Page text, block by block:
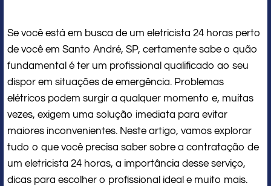
Se você está em busca de um eletricista 24 horas perto
de você em Santo André, SP, certamente sabe o quão
fundamental é ter um profissional qualificado ao seu
dispor em situações de emergência. Problemas
elétricos podem surgir a qualquer momento e, muitas
vezes, exigem uma solução imediata para evitar
maiores inconvenientes. Neste artigo, vamos explorar
tudo o que você precisa saber sobre a contratação de
um eletricista 24 horas, a importância desse serviço,
dicas para escolher o profissional ideal e muito mais.